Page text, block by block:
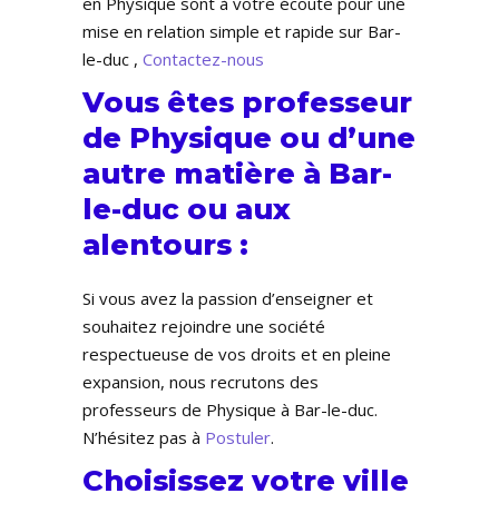
mise en relation simple et rapide sur Bar-
le-duc , Contactez-nous
Vous êtes professeur
de Physique ou d’une
autre matière à Bar-
le-duc ou aux
alentours :
Si vous avez la passion d’enseigner et
souhaitez rejoindre une société
respectueuse de vos droits et en pleine
expansion, nous recrutons des
professeurs de Physique à Bar-le-duc.
N’hésitez pas à Postuler.
Choisissez votre ville